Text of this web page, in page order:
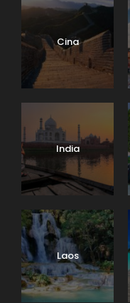
Cina
India
Laos